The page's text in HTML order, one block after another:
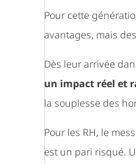
Pour cette
avantages, mais
Dès leur arrivée
un impact réel et
la souplesse des
Pour les RH, le
est un pari risqué.